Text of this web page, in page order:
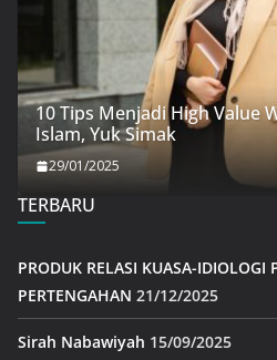
10 Tips Menjadi High Value
Islam, Yuk Simak
29/01/2025
TERBARU
PRODUK RELASI KUASA-IDIOLOGI
PERTENGAHAN 21/12/2025
Sirah Nabawiyah 15/09/2025